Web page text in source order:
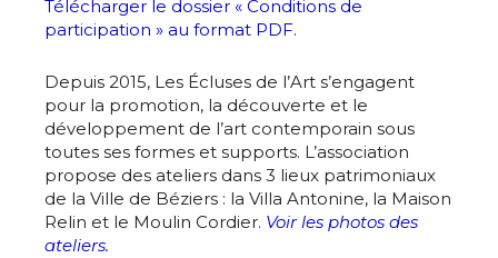
Télécharger le dossier « Conditions de
participation » au format PDF.
Depuis 2015, Les Écluses de l’Art s’engagent
pour la promotion, la découverte et le
développement de l’art contemporain sous
toutes ses formes et supports. L’association
propose des ateliers dans 3 lieux patrimoniaux
de la Ville de Béziers : la Villa Antonine, la Maison
Relin et le Moulin Cordier. Voir les photos des
ateliers.